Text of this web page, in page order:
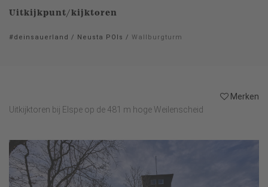
Uitkijkpunt/kijktoren
#deinsauerland / Neusta POIs / Wallburgturm
Merken
Uitkijktoren bij Elspe op de 481 m hoge Weilenscheid